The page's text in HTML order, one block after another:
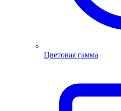
Цветовая гамма